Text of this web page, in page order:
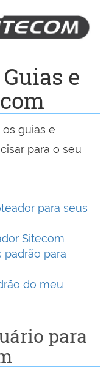
e
guias e
para o seu
para seus
Sitecom
padrão para
do meu
para